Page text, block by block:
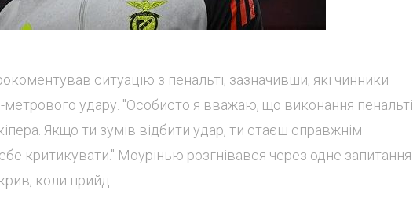
ситуацію з пенальті, зазначивши, які чинники
удару. "Особисто я вважаю, що виконання пенальті
Якщо ти зумів відбити удар, ти стаєш справжнім
критикувати." Моурінью розгнівався через одне запитання
коли прийд...